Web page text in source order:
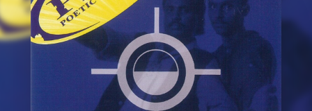
初回30日間無料お試し